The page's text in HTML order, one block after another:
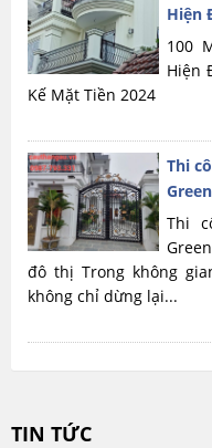
Hiện
100
Hiện
Kế Mặt Tiền 2024
Thi
Thi
đô thị Trong không
không chỉ dừng lại...
TIN TỨC